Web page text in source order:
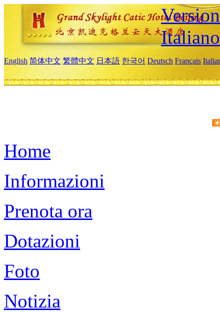
Italiano
English 简体中文 繁體中文 日本語 한국어 Deutsch Français
Home
Informazioni
Prenota ora
Dotazioni
Foto
Notizia